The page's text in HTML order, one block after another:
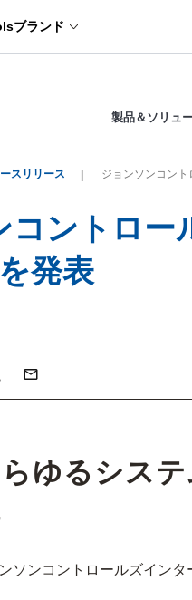
ブランド
製品＆ソリュ
スリリース ジョンソンコン
コントロー
発表
ゆるシス
ソンコントロールズイン